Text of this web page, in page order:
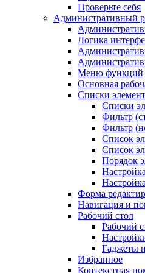
Проверьте себя
Административный
Логика
Меню функций
Основная
Списки
Списки
Фильтр
Фильтр
Список
Список
Порядок
Форма
Навигация и
Рабочий стол
Рабочий
Гаджеты
Избранное
Контекстная